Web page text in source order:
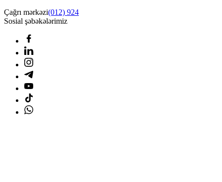
Çağrı mərkəzi(012) 924
Sosial şəbəkələrimiz